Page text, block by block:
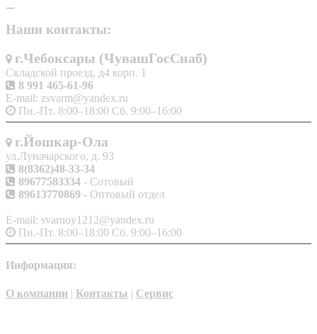
Наши контакты:
г.Чебоксары (ЧувашГосСнаб)
Складской проезд, д4 корп. 1
8 991 465-61-96
E-mail: zsvarm@yandex.ru
Пн.-Пт. 8:00–18:00 Сб. 9:00–16:00
г.Йошкар-Ола
ул.Луначарского, д. 93
8(8362)48-33-34
89677583334 - Сотовый
89613770869 - Оптовый отдел
E-mail: svarnoy1212@yandex.ru
Пн.-Пт. 8:00–18:00 Сб. 9:00–16:00
Информация:
О компании | Контакты | Сервис